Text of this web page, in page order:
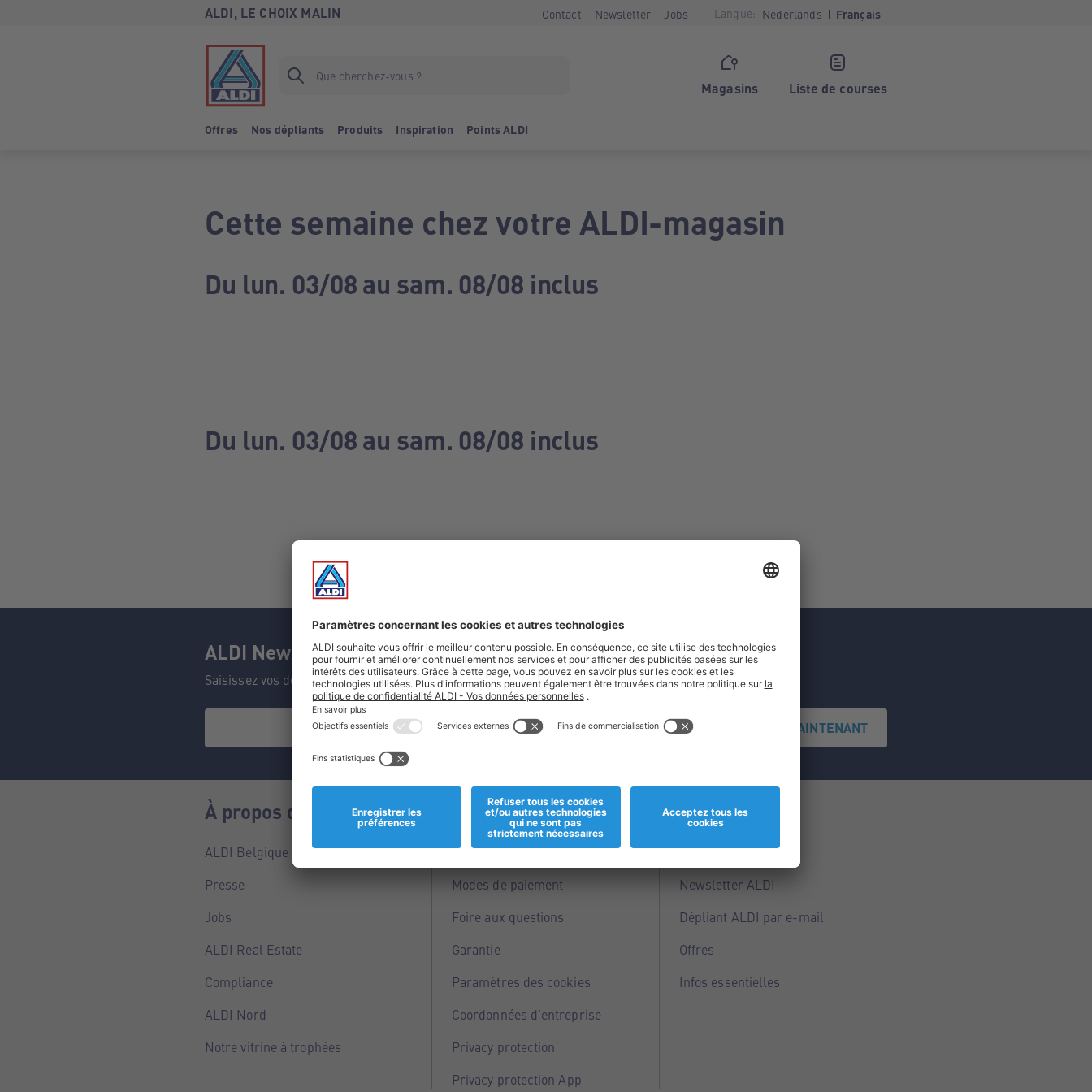
ALDI, LE CHOIX MALIN Contact Newsletter Jobs Langue: Nederlands Français
Magasins Liste de courses
Offres Nos dépliants Produits Inspiration Points ALDI
Cette semaine chez votre ALDI-magasin
Du lun. 03/08 au sam. 08/08 inclus
Du lun. 03/08 au sam. 08/08 inclus
ALDI Newsletter
Saisissez vos données et ne manquez aucune de nos offres.
S'INSCRIRE MAINTENANT
À propos de nous
ALDI Belgique
Presse
Jobs
ALDI Real Estate
Compliance
ALDI Nord
Notre vitrine à trophées
Informations
Magasins
Modes de paiement
Foire aux questions
Garantie
Paramètres des cookies
Coordonnées d'entreprise
Privacy protection
Privacy protection App
Service
Points ALDI
Newsletter ALDI
Dépliant ALDI par e-mail
Offres
Infos essentielles